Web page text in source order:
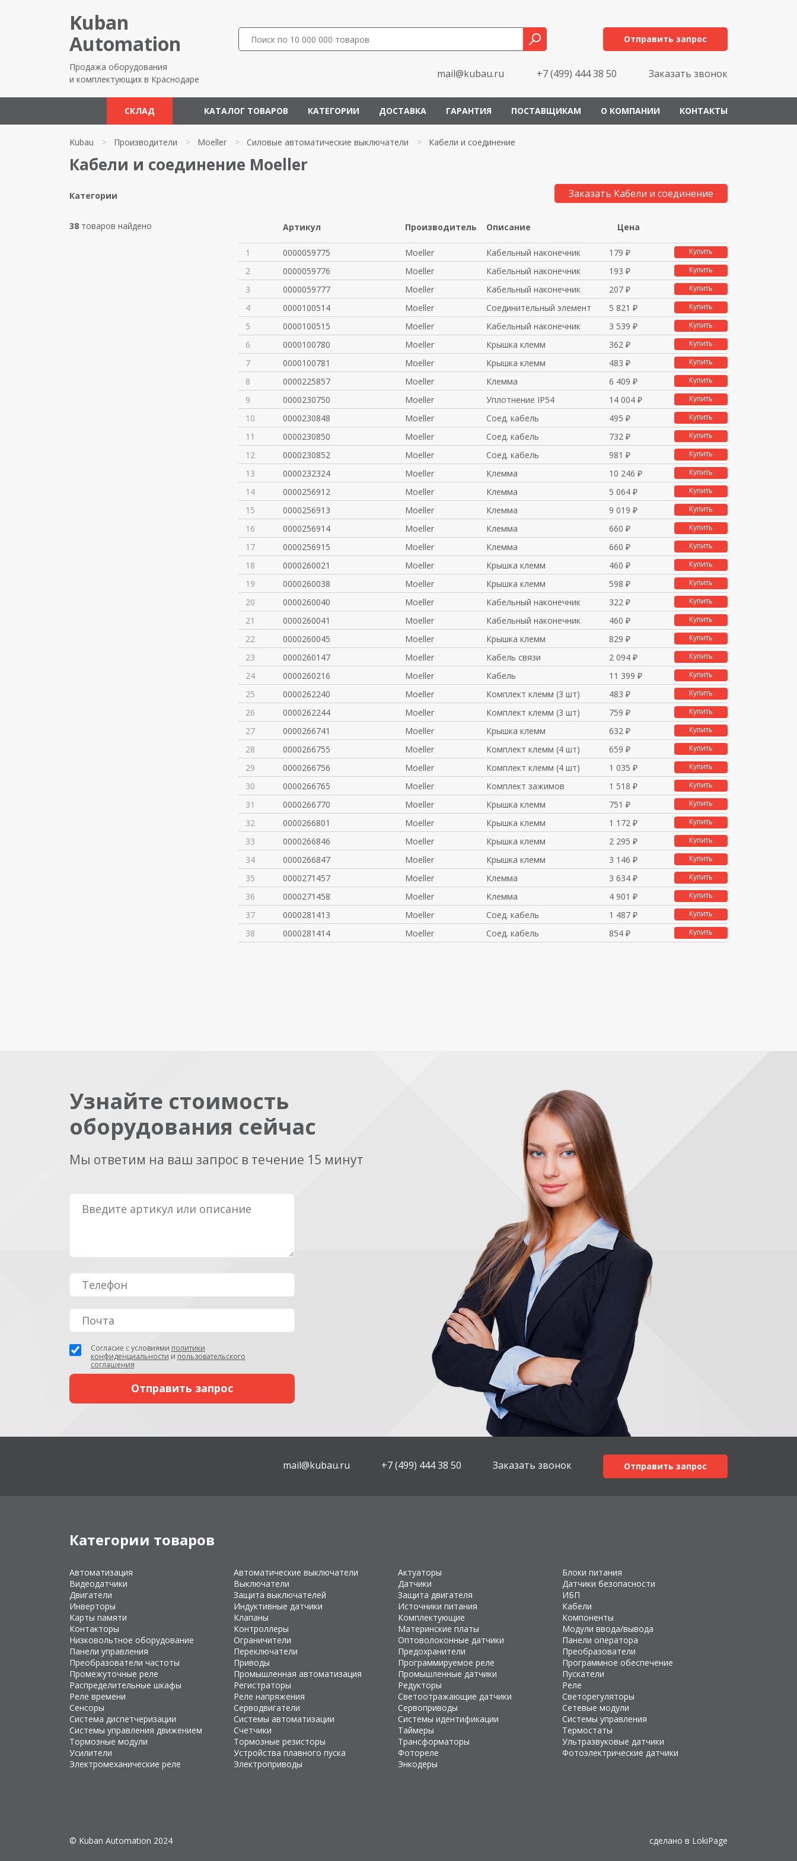
Kuban
Automation
Продажа оборудования
и комплектующих в Краснодаре
Отправить запрос
mail@kubau.ru +7 (499) 444 38 50 Заказать звонок
СКЛАД КАТАЛОГ ТОВАРОВ КАТЕГОРИИ ДОСТАВКА ГАРАНТИЯ ПОСТАВЩИКАМ О КОМПАНИИ КОНТАКТЫ
Kubau > Производители > Moeller > Силовые автоматические выключатели > Кабели и соединение
Кабели и соединение Moeller
Категории
38 товаров найдено
Заказать Кабели и соединение
Артикул Производитель Описание Цена
1 0000059775 Moeller Кабельный наконечник 179 ₽ Купить
2 0000059776 Moeller Кабельный наконечник 193 ₽ Купить
3 0000059777 Moeller Кабельный наконечник 207 ₽ Купить
4 0000100514 Moeller Соединительный элемент 5 821 ₽ Купить
5 0000100515 Moeller Кабельный наконечник 3 539 ₽ Купить
6 0000100780 Moeller Крышка клемм 362 ₽ Купить
7 0000100781 Moeller Крышка клемм 483 ₽ Купить
8 0000225857 Moeller Клемма 6 409 ₽ Купить
9 0000230750 Moeller Уплотнение IP54 14 004 ₽ Купить
10 0000230848 Moeller Соед. кабель 495 ₽ Купить
11 0000230850 Moeller Соед. кабель 732 ₽ Купить
12 0000230852 Moeller Соед. кабель 981 ₽ Купить
13 0000232324 Moeller Клемма 10 246 ₽ Купить
14 0000256912 Moeller Клемма 5 064 ₽ Купить
15 0000256913 Moeller Клемма 9 019 ₽ Купить
16 0000256914 Moeller Клемма 660 ₽ Купить
17 0000256915 Moeller Клемма 660 ₽ Купить
18 0000260021 Moeller Крышка клемм 460 ₽ Купить
19 0000260038 Moeller Крышка клемм 598 ₽ Купить
20 0000260040 Moeller Кабельный наконечник 322 ₽ Купить
21 0000260041 Moeller Кабельный наконечник 460 ₽ Купить
22 0000260045 Moeller Крышка клемм 829 ₽ Купить
23 0000260147 Moeller Кабель связи 2 094 ₽ Купить
24 0000260216 Moeller Кабель 11 399 ₽ Купить
25 0000262240 Moeller Комплект клемм (3 шт) 483 ₽ Купить
26 0000262244 Moeller Комплект клемм (3 шт) 759 ₽ Купить
27 0000266741 Moeller Крышка клемм 632 ₽ Купить
28 0000266755 Moeller Комплект клемм (4 шт) 659 ₽ Купить
29 0000266756 Moeller Комплект клемм (4 шт) 1 035 ₽ Купить
30 0000266765 Moeller Комплект зажимов 1 518 ₽ Купить
31 0000266770 Moeller Крышка клемм 751 ₽ Купить
32 0000266801 Moeller Крышка клемм 1 172 ₽ Купить
33 0000266846 Moeller Крышка клемм 2 295 ₽ Купить
34 0000266847 Moeller Крышка клемм 3 146 ₽ Купить
35 0000271457 Moeller Клемма 3 634 ₽ Купить
36 0000271458 Moeller Клемма 4 901 ₽ Купить
37 0000281413 Moeller Соед. кабель 1 487 ₽ Купить
38 0000281414 Moeller Соед. кабель 854 ₽ Купить
Узнайте стоимость
оборудования сейчас
Мы ответим на ваш запрос в течение 15 минут
Согласие с условиями политики
конфиденциальности и пользовательского
соглашения
mail@kubau.ru +7 (499) 444 38 50 Заказать звонок Отправить запрос
Категории товаров
Автоматизация Автоматические выключатели Актуаторы
Блоки питания
Видеодатчики
Выключатели Датчики
Датчики безопасности
Двигатели
Защита выключателей Защита двигателя
ИБП
Инверторы
Индуктивные датчики Источники питания
Кабели
Карты памяти
Клапаны Комплектующие
Компоненты
Контакторы
Контроллеры Материнские платы
Модули ввода/вывода
Низковольтное оборудование
Ограничители Оптоволоконные датчики
Панели оператора
Панели управления
Переключатели Предохранители
Преобразователи
Преобразователи частоты
Приводы Программируемое реле
Программное обеспечение
Промежуточные реле
Промышленная автоматизация Промышленные датчики
Пускатели
Распределительные шкафы
Регистраторы Редукторы
Реле
Реле времени
Реле напряжения Светоотражающие датчики
Светорегуляторы
Сенсоры
Серводвигатели Сервоприводы
Сетевые модули
Система диспетчеризации
Системы автоматизации Системы идентификации
Системы управления
Системы управления движением
Счетчики Таймеры
Термостаты
Тормозные модули
Тормозные резисторы Трансформаторы
Ультразвуковые датчики
Усилители
Устройства плавного пуска Фотореле
Фотоэлектрические датчики
Электромеханические реле
Электроприводы Энкодеры
© Kuban Automation 2024 сделано в LokiPage